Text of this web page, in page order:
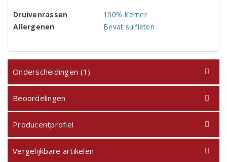
Druivenrassen
100% Kerner
Allergenen
Bevat sulfieten
Onderscheidingen (1)
Beoordelingen
Producentprofiel
Vergelijkbare artikelen